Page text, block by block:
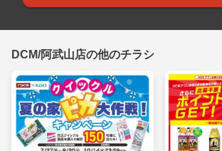
DCM/阿武山店の他のチラシ